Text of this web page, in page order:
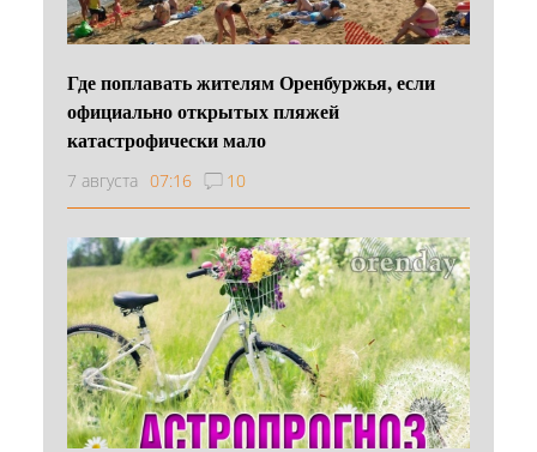
Где поплавать жителям Оренбуржья, если
официально открытых пляжей
катастрофически мало
7 августа 07:16 10